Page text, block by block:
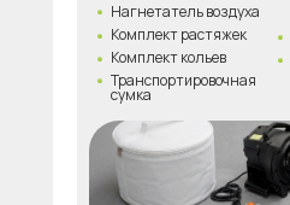
Нагнетатель воздуха
Комплект кольев
Транспортировочная
сумка
Комплект растяжек